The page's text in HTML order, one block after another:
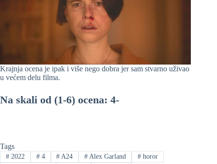
Krajnja ocena je ipak i više nego dobra jer sam stvarno uživao
u većem delu filma.
Na skali od (1-6) ocena: 4-
Tags
#2022 #4 # A24 # Alex Garland # horor